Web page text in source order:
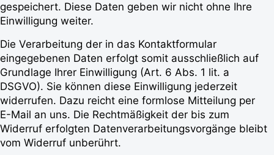
gespeichert. Diese Daten geben wir nicht ohne Ihre
Einwilligung weiter.
Die Verarbeitung der in das Kontaktformular
eingegebenen Daten erfolgt somit ausschließlich auf
Grundlage Ihrer Einwilligung (Art. 6 Abs. 1 lit. a
DSGVO). Sie können diese Einwilligung jederzeit
widerrufen. Dazu reicht eine formlose Mitteilung per
E-Mail an uns. Die Rechtmäßigkeit der bis zum
Widerruf erfolgten Datenverarbeitungsvorgänge bleibt
vom Widerruf unberührt.